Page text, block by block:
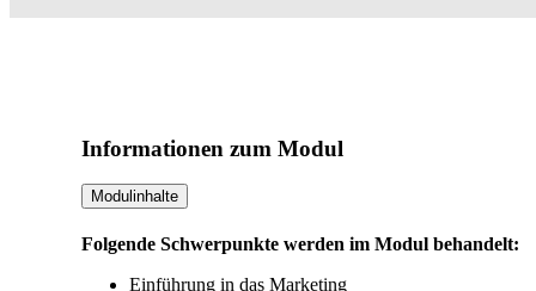
Informationen zum Modul
Modulinhalte
Folgende Schwerpunkte werden im Modul behandelt:
Einführung in das Marketing